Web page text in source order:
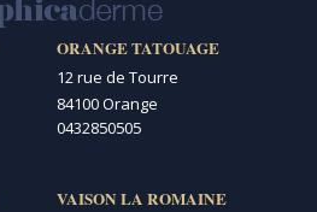
ORANGE TATOUAGE
12 rue de Tourre
84100 Orange
0432850505
VAISON LA ROMAINE